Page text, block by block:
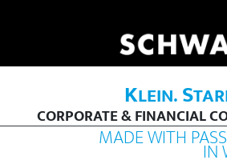
KLEIN.S
CORPORATE & FINANCIAL
MADE WITH IN